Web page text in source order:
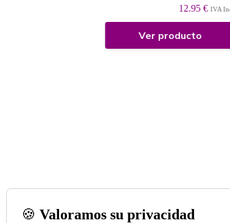
12.95 € IVA
Ver producto
🍪 Valoramos su privacidad